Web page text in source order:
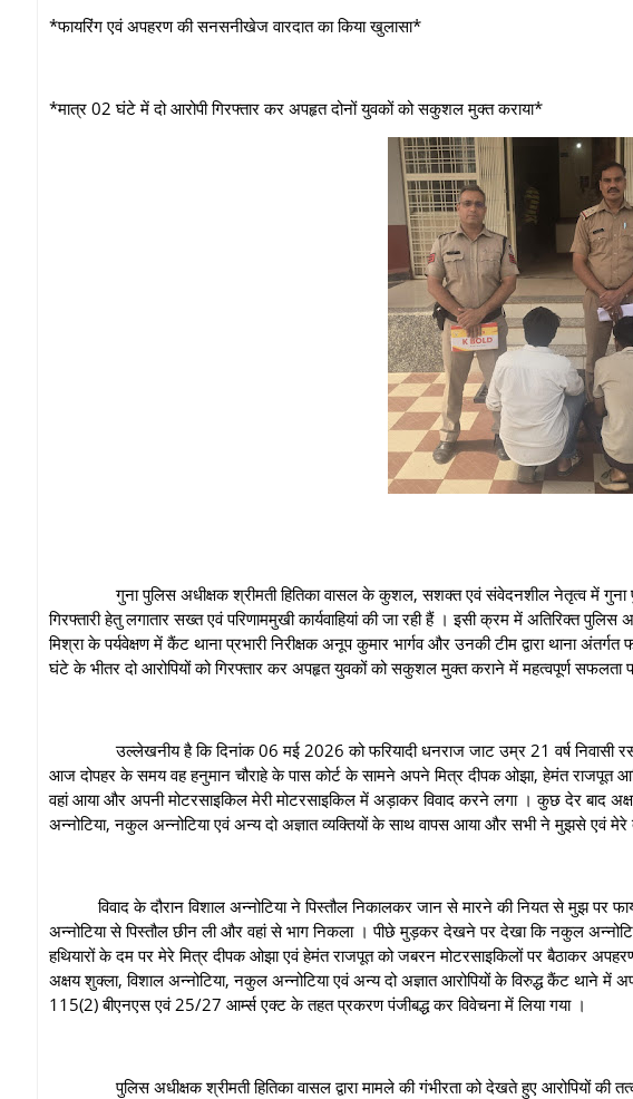
*फायरिंग एवं अपहरण की सनसनीखेज वारदात का किया खुलासा*
*मात्र 02 घंटे में दो आरोपी गिरफ्तार कर अपहृत दोनों युवकों को सकुशल मुक्त कराया*
गुना पुलिस अधीक्षक श्रीमती हितिका वासल के कुशल, सशक्त एवं संवेदनशील नेतृत्व में गुना पुलिस
गिरफ्तारी हेतु लगातार सख्त एवं परिणाममुखी कार्यवाहियां की जा रही हैं । इसी क्रम में अतिरिक्त पुलिस
मिश्रा के पर्यवेक्षण में कैंट थाना प्रभारी निरीक्षक अनूप कुमार भार्गव और उनकी टीम द्वारा थाना
घंटे के भीतर दो आरोपियों को गिरफ्तार कर अपहृत युवकों को सकुशल मुक्त कराने में महत्वपूर्ण सफलता
उल्लेखनीय है कि दिनांक 06 मई 2026 को फरियादी धनराज जाट उम्र 21 वर्ष निवासी रसीद
आज दोपहर के समय वह हनुमान चौराहे के पास कोर्ट के सामने अपने मित्र दीपक ओझा, हेमंत राजपूत
वहां आया और अपनी मोटरसाइकिल मेरी मोटरसाइकिल में अड़ाकर विवाद करने लगा । कुछ देर बाद
अन्नोटिया, नकुल अन्नोटिया एवं अन्य दो अज्ञात व्यक्तियों के साथ वापस आया और सभी ने मुझसे एवं मेरे
विवाद के दौरान विशाल अन्नोटिया ने पिस्तौल निकालकर जान से मारने की नियत से मुझ पर
अन्नोटिया से पिस्तौल छीन ली और वहां से भाग निकला । पीछे मुड़कर देखने पर देखा कि नकुल
हथियारों के दम पर मेरे मित्र दीपक ओझा एवं हेमंत राजपूत को जबरन मोटरसाइकिलों पर बैठाकर
अक्षय शुक्ला, विशाल अन्नोटिया, नकुल अन्नोटिया एवं अन्य दो अज्ञात आरोपियों के विरुद्ध कैंट
115(2) बीएनएस एवं 25/27 आर्म्स एक्ट के तहत प्रकरण पंजीबद्ध कर विवेचना में लिया गया ।
पुलिस अधीक्षक श्रीमती हितिका वासल द्वारा मामले की गंभीरता को देखते हुए आरोपियों की